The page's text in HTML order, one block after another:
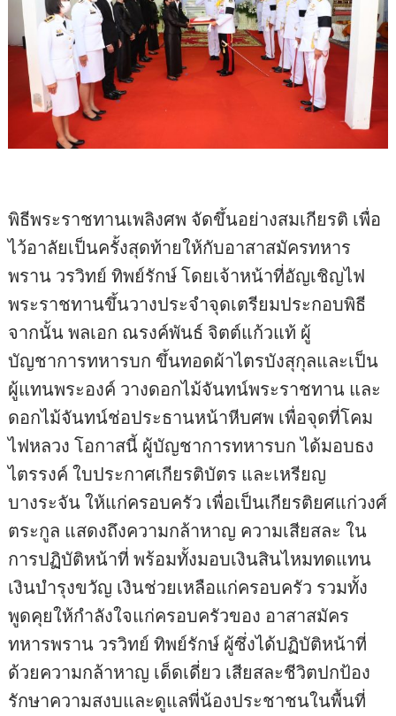
พิธีพระราชทานเพลิงศพ จัดขึ้นอย่างสมเกียรติ เพื่อ
ไว้อาลัยเป็นครั้งสุดท้ายให้กับอาสาสมัครทหาร
พราน วรวิทย์ ทิพย์รักษ์ โดยเจ้าหน้าที่อัญเชิญไฟ
พระราชทานขึ้นวางประจำจุดเตรียมประกอบพิธี
จากนั้น พลเอก ณรงค์พันธ์ จิตต์แก้วแท้ ผู้
บัญชาการทหารบก ขึ้นทอดผ้าไตรบังสุกุลและเป็น
ผู้แทนพระองค์ วางดอกไม้จันทน์พระราชทาน และ
ดอกไม้จันทน์ช่อประธานหน้าหีบศพ เพื่อจุดที่โคม
ไฟหลวง โอกาสนี้ ผู้บัญชาการทหารบก ได้มอบธง
ไตรรงค์ ใบประกาศเกียรติบัตร และเหรียญ
บางระจัน ให้แก่ครอบครัว เพื่อเป็นเกียรติยศแก่วงศ์
ตระกูล แสดงถึงความกล้าหาญ ความเสียสละ ใน
การปฏิบัติหน้าที่ พร้อมทั้งมอบเงินสินไหมทดแทน
เงินบำรุงขวัญ เงินช่วยเหลือแก่ครอบครัว รวมทั้ง
พูดคุยให้กำลังใจแก่ครอบครัวของ อาสาสมัคร
ทหารพราน วรวิทย์ ทิพย์รักษ์ ผู้ซึ่งได้ปฏิบัติหน้าที่
ด้วยความกล้าหาญ เด็ดเดี่ยว เสียสละชีวิตปกป้อง
รักษาความสงบและดูแลพี่น้องประชาชนในพื้นที่